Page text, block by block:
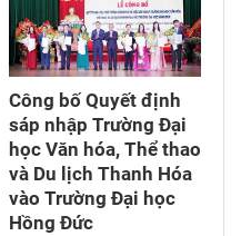
Công bố Quyết định
sáp nhập Trường Đại
học Văn hóa, Thể thao
và Du lịch Thanh Hóa
vào Trường Đại học
Hồng Đức